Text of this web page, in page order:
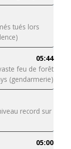
tués lors
05:44
feu de forêt
(gendarmerie)
record sur
05:00